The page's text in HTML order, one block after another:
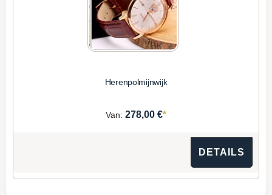
Herenpolmijnwijk
Van: 278,00 €*
DETAILS